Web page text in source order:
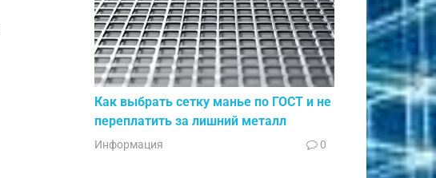
Как выбрать сетку манье по ГОСТ и не
переплатить за лишний металл
Информация 0